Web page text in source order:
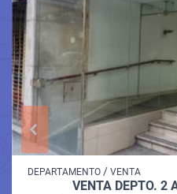
DEPARTAMENTO / VENTA
VENTA DEPTO. 2